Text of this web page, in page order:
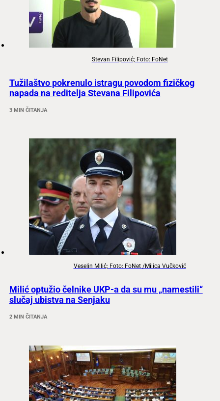
Stevan Filipović; Foto: FoNet
Tužilaštvo pokrenulo istragu povodom fizičkog
napada na reditelja Stevana Filipovića
3 MIN ČITANJA
Veselin Milić; Foto: FoNet /Milica Vučković
Milić optužio čelnike UKP-a da su mu „namestili“
slučaj ubistva na Senjaku
2 MIN ČITANJA